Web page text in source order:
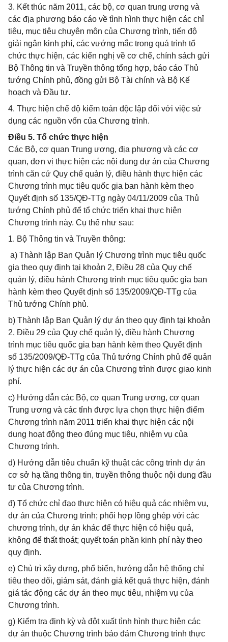
3. Kết thúc năm 2011, các bộ, cơ quan trung ương và
các địa phương báo cáo về tình hình thực hiện các chỉ
tiêu, mục tiêu chuyên môn của Chương trình, tiến độ
giải ngân kinh phí, các vướng mắc trong quá trình tổ
chức thực hiện, các kiến nghị về cơ chế, chính sách gửi
Bộ Thông tin và Truyền thông tổng hợp, báo cáo Thủ
tướng Chính phủ, đồng gửi Bộ Tài chính và Bộ Kế
hoạch và Đầu tư.
4. Thực hiện chế độ kiểm toán độc lập đối với việc sử
dụng các nguồn vốn của Chương trình.
Điều 5. Tổ chức thực hiện
Các Bộ, cơ quan Trung ương, địa phương và các cơ
quan, đơn vị thực hiện các nội dung dự án của Chương
trình căn cứ Quy chế quản lý, điều hành thực hiện các
Chương trình mục tiêu quốc gia ban hành kèm theo
Quyết định số 135/QĐ-TTg ngày 04/11/2009 của Thủ
tướng Chính phủ để tổ chức triển khai thực hiện
Chương trình này. Cụ thể như sau:
1. Bộ Thông tin và Truyền thông:
a) Thành lập Ban Quản lý Chương trình mục tiêu quốc
gia theo quy định tại khoản 2, Điều 28 của Quy chế
quản lý, điều hành Chương trình mục tiêu quốc gia ban
hành kèm theo Quyết định số 135/2009/QĐ-TTg của
Thủ tướng Chính phủ.
b) Thành lập Ban Quản lý dự án theo quy định tại khoản
2, Điều 29 của Quy chế quản lý, điều hành Chương
trình mục tiêu quốc gia ban hành kèm theo Quyết định
số 135/2009/QĐ-TTg của Thủ tướng Chính phủ để quản
lý thực hiện các dự án của Chương trình được giao kinh
phí.
c) Hướng dẫn các Bộ, cơ quan Trung ương, cơ quan
Trung ương và các tỉnh được lựa chọn thực hiện điểm
Chương trình năm 2011 triển khai thực hiện các nội
dung hoạt động theo đúng mục tiêu, nhiệm vụ của
Chương trình.
d) Hướng dẫn tiêu chuẩn kỹ thuật các công trình dự án
cơ sở hạ tầng thông tin, truyền thông thuộc nội dung đầu
tư của Chương trình.
đ) Tổ chức chỉ đạo thực hiện có hiệu quả các nhiệm vụ,
dự án của Chương trình; phối hợp lồng ghép với các
chương trình, dự án khác để thực hiện có hiệu quả,
không để thất thoát; quyết toán phần kinh phí này theo
quy định.
e) Chủ trì xây dựng, phổ biến, hướng dẫn hệ thống chỉ
tiêu theo dõi, giám sát, đánh giá kết quả thực hiện, đánh
giá tác động các dự án theo mục tiêu, nhiệm vụ của
Chương trình.
g) Kiểm tra định kỳ và đột xuất tình hình thực hiện các
dự án thuộc Chương trình bảo đảm Chương trình thực